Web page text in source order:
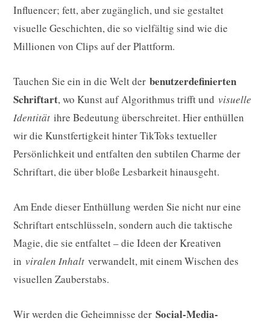
Influencer; fett, aber zugänglich, und sie gestaltet
visuelle Geschichten, die so vielfältig sind wie die
Millionen von Clips auf der Plattform.
Tauchen Sie ein in die Welt der benutzerdefinierten
Schriftart, wo Kunst auf Algorithmus trifft und visuelle
Identität ihre Bedeutung überschreitet. Hier enthüllen
wir die Kunstfertigkeit hinter TikToks textueller
Persönlichkeit und entfalten den subtilen Charme der
Schriftart, die über bloße Lesbarkeit hinausgeht.
Am Ende dieser Enthüllung werden Sie nicht nur eine
Schriftart entschlüsseln, sondern auch die taktische
Magie, die sie entfaltet – die Ideen der Kreativen
in viralen Inhalt verwandelt, mit einem Wischen des
visuellen Zauberstabs.
Wir werden die Geheimnisse der Social-Media-